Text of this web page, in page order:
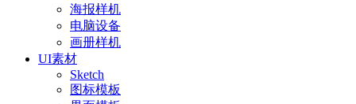
海报样机
电脑设备
画册样机
UI素材
Sketch
图标模板